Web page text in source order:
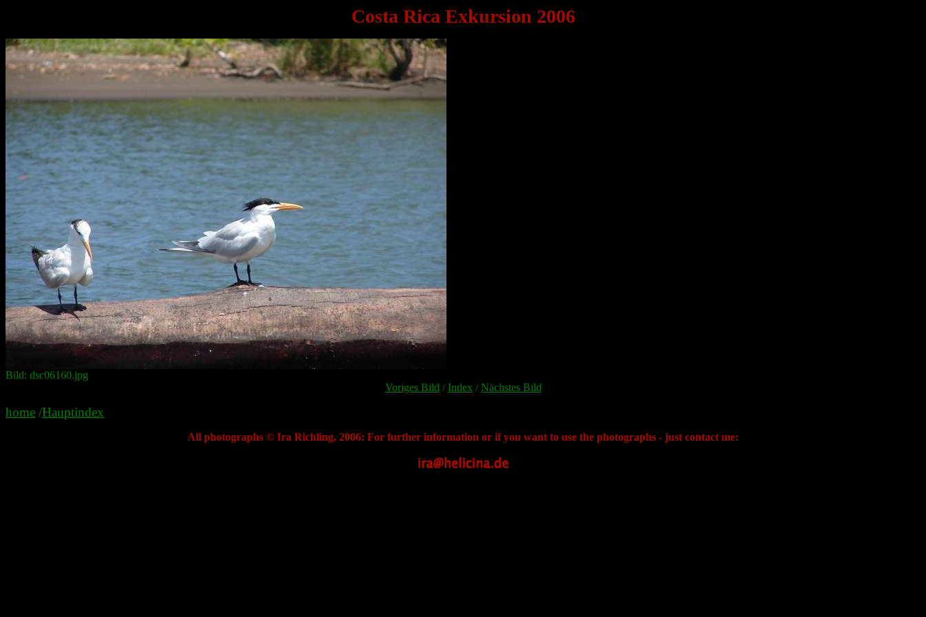
Costa Rica Exkursion 2006
Bild: dsc06160.jpg
Voriges Bild /Index /Nächstes Bild
home /Hauptindex
All photographs © Ira Richling, 2006: For further information or if you want to use the photographs - just contact me: